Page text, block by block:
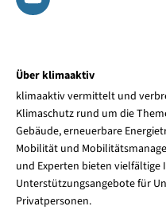
Über klimaaktiv
klimaaktiv vermittelt und
Klimaschutz rund um die
Gebäude, erneuerbare
Mobilität und
und Experten bieten
Unterstützungsangebote für
Privatpersonen.